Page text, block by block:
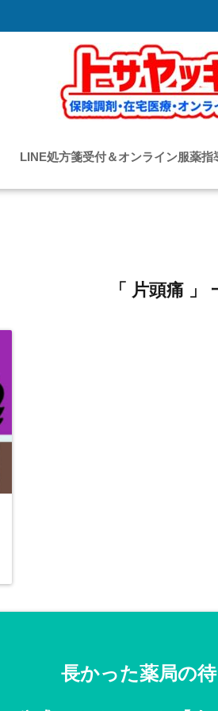
LINE処方箋受付＆オンライン服薬指
「 片頭痛 」
長かった薬局の